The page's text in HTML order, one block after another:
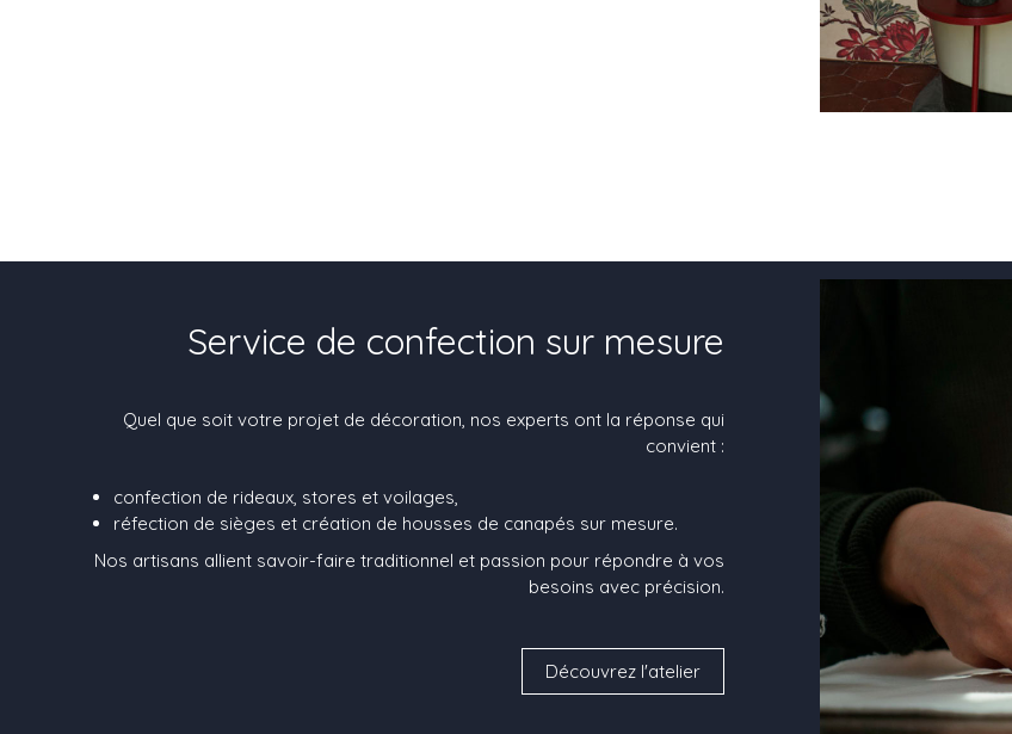
Service de confection sur mesure
Quel que soit votre projet de décoration, nos experts ont la réponse qui
convient :
confection de rideaux, stores et voilages,
réfection de sièges et création de housses de canapés sur mesure.
Nos artisans allient savoir-faire traditionnel et passion pour répondre à vos
besoins avec précision.
Découvrez l'atelier